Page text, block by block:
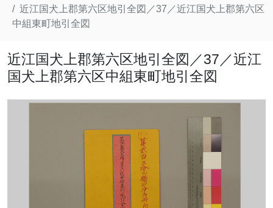
近江国犬上郡第六区地引全図／37／近江国犬上郡第六区
中組東町地引全図
近江国犬上郡第六区地引全図／37／近江
国犬上郡第六区中組東町地引全図